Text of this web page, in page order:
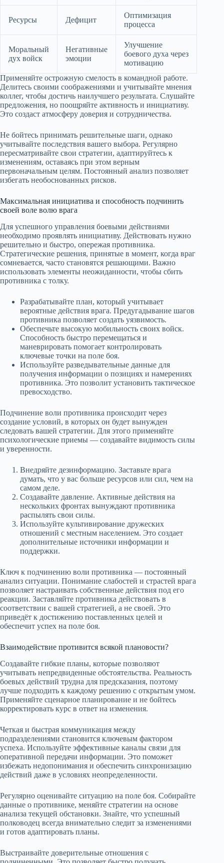
Ресурсы Дефицит
Оптимизация
процесса
Моральный
дух войск
Негативные
эмоции
Улучшение
боевого духа через
мотивацию
Применяйте острожную смелость в командной работе.
Делитесь своими соображениями и учитывайте мнения
коллег, чтобы достичь наилучшего результата. Слушайте
предложения, но поощряйте активность и инициативу.
Это создаст атмосферу доверия и сотрудничества.
Не бойтесь принимать решительные шаги, однако
учитывайте последствия вашего выбора. Регулярно
пересматривайте свои стратегии, адаптируйтесь к
изменениям, оставаясь при этом верным
первоначальным целям. Постоянный анализ позволяет
избегать необоснованных рисков.
Максимальная инициатива и способность подчинить
своей воле волю врага
Для успешного управления боевыми действиями
необходимо проявлять инициативу. Действовать нужно
решительно и быстро, опережая противника.
Стратегические решения, принятые в момент, когда враг
сомневается, часто становятся решающими. Важно
использовать элементы неожиданности, чтобы сбить
противника с толку.
Разрабатывайте план, который учитывает
вероятные действия врага. Предугадывание шагов
противника позволяет создать уязвимость.
Обеспечьте высокую мобильность своих войск.
Способность быстро перемещаться и
маневрировать помогает контролировать
ключевые точки на поле боя.
Используйте разведывательные данные для
получения информации о позициях и намерениях
противника. Это позволит установить тактическое
превосходство.
Подчинение воли противника происходит через
создание условий, в которых он будет вынужден
следовать вашей стратегии. Для этого применяйте
психологические приемы — создавайте видимость силы
и уверенности.
Внедряйте дезинформацию. Заставьте врага
думать, что у вас больше ресурсов или сил, чем на
самом деле.
Создавайте давление. Активные действия на
нескольких фронтах вынуждают противника
распылять свои силы.
Используйте культивирование дружеских
отношений с местным населением. Это создает
дополнительные источники информации и
поддержки.
Ключ к подчинению воли противника — постоянный
анализ ситуации. Понимание слабостей и страстей врага
позволяет настраивать собственные действия под его
реакции. Заставляйте противника действовать в
соответствии с вашей стратегией, а не своей. Это
приведёт к достижению поставленных целей и
обеспечит успех на поле боя.
Взаимодействие противится всякой плановости?
Создавайте гибкие планы, которые позволяют
учитывать непредвиденные обстоятельства. Реальность
боевых действий трудна для предсказания, поэтому
лучше подходить к каждому решению с открытым умом.
Применяйте сценарное планирование и не бойтесь
корректировать курс в ответ на изменения.
Четкая и быстрая коммуникация между
подразделениями становится ключевым фактором
успеха. Используйте эффективные каналы связи для
оперативной передачи информации. Это поможет
избежать недопонимания и обеспечить синхронизацию
действий даже в условиях неопределенности.
Регулярно оценивайте ситуацию на поле боя. Собирайте
данные о противнике, меняйте стратегии на основе
анализа текущей обстановки. Знайте, что успешный
полководец всегда внимательно следит за изменениями
и готов адаптировать планы.
Выстраивайте доверительные отношения с